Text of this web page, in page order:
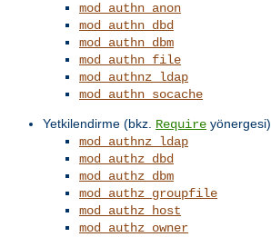
mod_authn_anon
mod_authn_dbd
mod_authn_dbm
mod_authn_file
mod_authnz_ldap
mod_authn_socache
Yetkilendirme (bkz. Require yönergesi)
mod_authnz_ldap
mod_authz_dbd
mod_authz_dbm
mod_authz_groupfile
mod_authz_host
mod_authz_owner